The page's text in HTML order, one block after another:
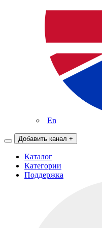
En
Добавить канал +
Каталог
Категории
Поддержка